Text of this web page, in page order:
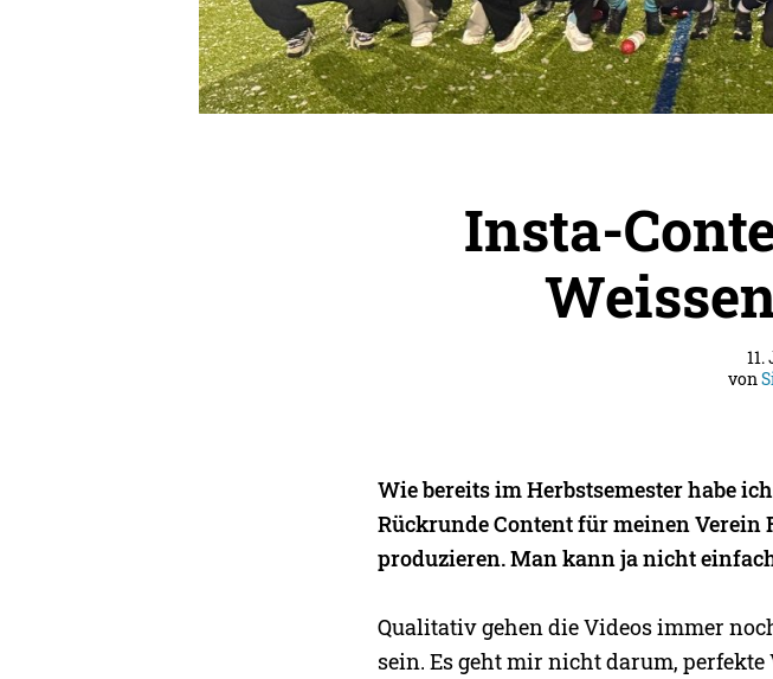
Insta-
von
Wie bereits im Herbstsemester habe
Rückrunde Content für meinen Verein
produzieren. Man kann ja nicht
Qualitativ gehen die Videos immer
sein. Es geht mir nicht darum, perfekte